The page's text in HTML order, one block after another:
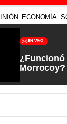
ECONOMÍA
EN VIVO
¿Funcionó
Morrocoy?
jugada al
con